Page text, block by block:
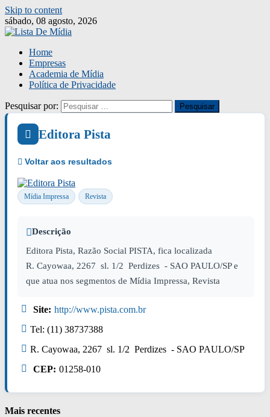
Skip to content
sábado, 08 agosto, 2026
Home
Empresas
Academia de Mídia
Política de Privacidade
Pesquisar por:
Editora Pista
Mídia Impressa Revista
Descrição
Editora Pista, Razão Social PISTA, fica localizada
R. Cayowaa, 2267 sl. 1/2 Perdizes - SAO PAULO/SP e
que atua nos segmentos de Mídia Impressa, Revista
Site: http://www.pista.com.br
Tel: (11) 38737388
R. Cayowaa, 2267 sl. 1/2 Perdizes - SAO PAULO/SP
CEP: 01258-010
Mais recentes